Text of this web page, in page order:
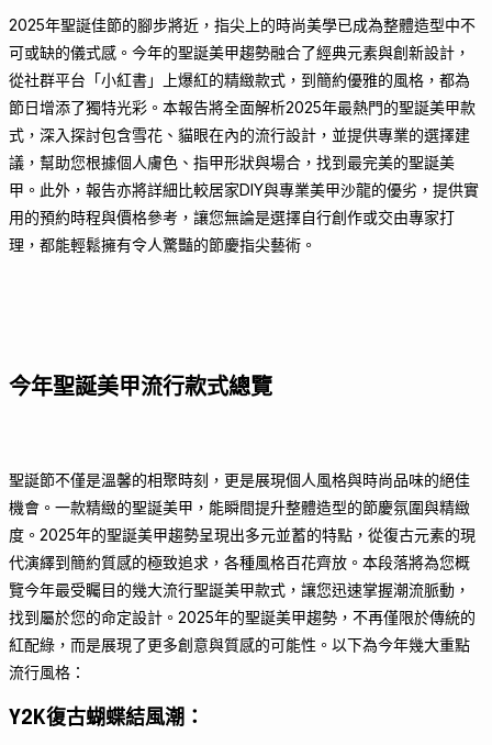
2025年聖誕佳節的腳步將近，指尖上的時尚美學已成為整體造型中不
可或缺的儀式感。今年的聖誕美甲趨勢融合了經典元素與創新設計，
從社群平台「小紅書」上爆紅的精緻款式，到簡約優雅的風格，都為
節日增添了獨特光彩。本報告將全面解析2025年最熱門的聖誕美甲款
式，深入探討包含雪花、貓眼在內的流行設計，並提供專業的選擇建
議，幫助您根據個人膚色、指甲形狀與場合，找到最完美的聖誕美
甲。此外，報告亦將詳細比較居家DIY與專業美甲沙龍的優劣，提供實
用的預約時程與價格參考，讓您無論是選擇自行創作或交由專家打
理，都能輕鬆擁有令人驚豔的節慶指尖藝術。
今年聖誕美甲流行款式總覽
聖誕節不僅是溫馨的相聚時刻，更是展現個人風格與時尚品味的絕佳
機會。一款精緻的聖誕美甲，能瞬間提升整體造型的節慶氛圍與精緻
度。2025年的聖誕美甲趨勢呈現出多元並蓄的特點，從復古元素的現
代演繹到簡約質感的極致追求，各種風格百花齊放。本段落將為您概
覽今年最受矚目的幾大流行聖誕美甲款式，讓您迅速掌握潮流脈動，
找到屬於您的命定設計。2025年的聖誕美甲趨勢，不再僅限於傳統的
紅配綠，而是展現了更多創意與質感的可能性。以下為今年幾大重點
流行風格：
Y2K復古蝴蝶結風潮 ：